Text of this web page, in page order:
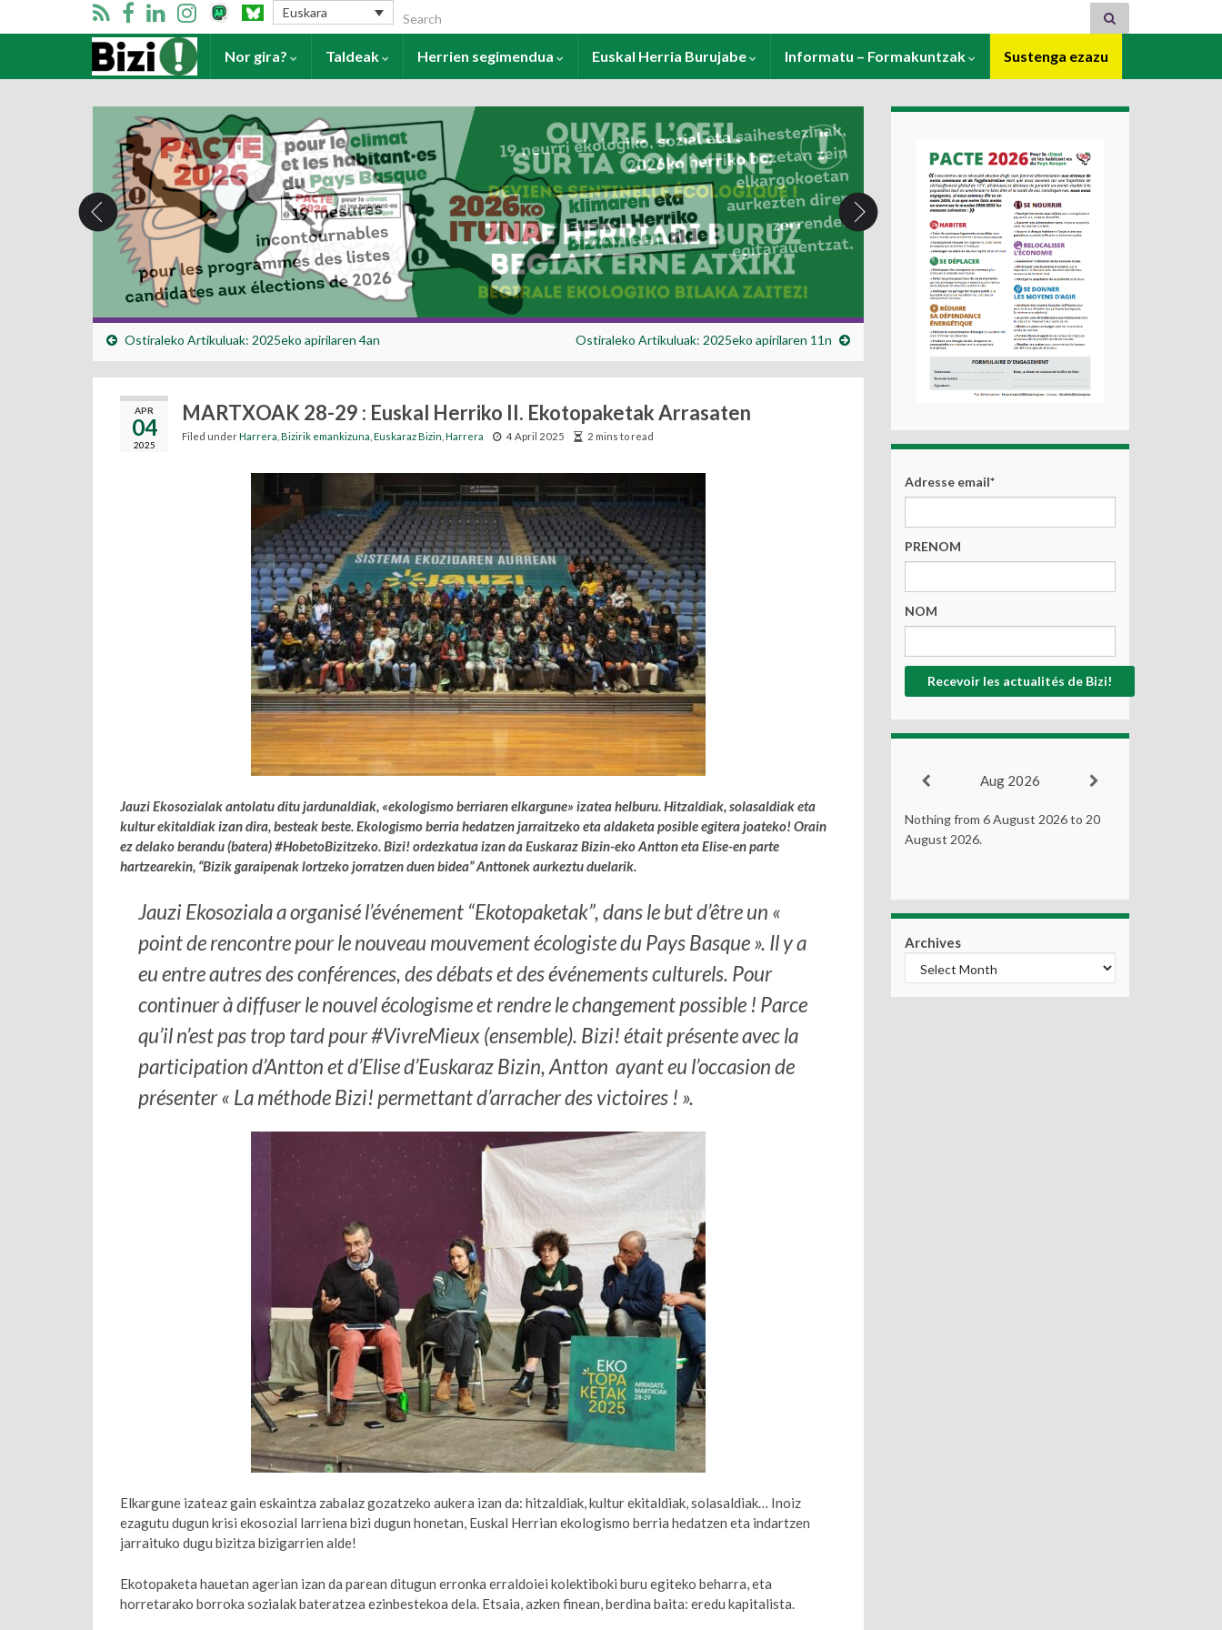
Euskara Search for:
Harrera Nor gira? Taldeak Herrien segimendua Euskal Herria Burujabe Informatu – Formakuntzak Sustenga ezazu
Ostiraleko Artikuluak: 2025eko apirilaren 4an Ostiraleko Artikuluak: 2025eko apirilaren 11n
APR
04
2025
MARTXOAK 28-29 : Euskal Herriko II. Ekotopaketak Arrasaten
Filed underHarrera Bizirik emankizuna Euskaraz Bizin Harrera 4 April 2025 2 mins to read
Jauzi Ekosozialak antolatu ditu jardunaldiak, «ekologismo berriaren elkargune» izatea helburu. Hitzaldiak, solasaldiak eta
kultur ekitaldiak izan dira, besteak beste. Ekologismo berria hedatzen jarraitzeko eta aldaketa posible egitera joateko! Orain
ez delako berandu (batera) #HobetoBizitzeko. Bizi! ordezkatua izan da Euskaraz Bizin-eko Antton eta Elise-en parte
hartzearekin, “Bizik garaipenak lortzeko jorratzen duen bidea” Anttonek aurkeztu duelarik.
Jauzi Ekosoziala a organisé l’événement “Ekotopaketak”, dans le but d’être un «
point de rencontre pour le nouveau mouvement écologiste du Pays Basque ». Il y a
eu entre autres des conférences, des débats et des événements culturels. Pour
continuer à diffuser le nouvel écologisme et rendre le changement possible ! Parce
qu’il n’est pas trop tard pour #VivreMieux (ensemble). Bizi! était présente avec la
participation d’Antton et d’Elise d’Euskaraz Bizin, Antton ayant eu l’occasion de
présenter « La méthode Bizi! permettant d’arracher des victoires ! ».
Elkargune izateaz gain eskaintza zabalaz gozatzeko aukera izan da: hitzaldiak, kultur ekitaldiak, solasaldiak… Inoiz
ezagutu dugun krisi ekosozial larriena bizi dugun honetan, Euskal Herrian ekologismo berria hedatzen eta indartzen
jarraituko dugu bizitza bizigarrien alde!
Ekotopaketa hauetan agerian izan da parean ditugun erronka erraldoiei kolektiboki buru egiteko beharra, eta
horretarako borroka sozialak bateratzea ezinbestekoa dela. Etsaia, azken finean, berdina baita: eredu kapitalista.
Adresse email*
PRENOM
NOM
Aug 2026
Nothing from 6 August 2026 to 20
August 2026.
Archives